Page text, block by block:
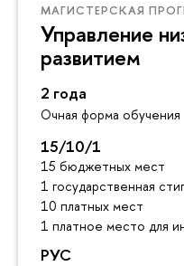
МАГИСТЕРСКАЯ
Управление
развитием
2 года
Очная форма обучения
15/10/1
15 бюджетных мест
1 государственная
10 платных мест
1 платное место для
РУС